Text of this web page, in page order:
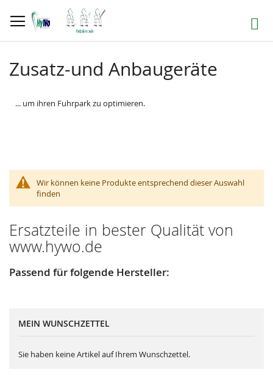
zum
Inhalt
Suche
Zusatz-und Anbaugeräte
... um ihren Fuhrpark zu optimieren.
Wir können keine Produkte entsprechend dieser Auswahl
finden
Ersatzteile in bester Qualität von
www.hywo.de
Passend für folgende Hersteller:
MEIN WUNSCHZETTEL
Sie haben keine Artikel auf Ihrem Wunschzettel.